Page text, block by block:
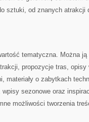
sztuki, od znanych atrakcji
tematyczna. Można
propozycje tras, opisy
materiały o zabytkach
sezonowe oraz
możliwości tworzenia